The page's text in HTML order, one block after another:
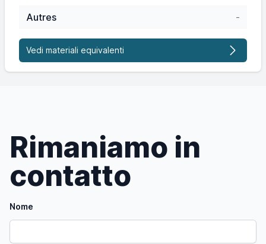
Autres
-
Vedi materiali equivalenti
Rimaniamo in
contatto
Nome